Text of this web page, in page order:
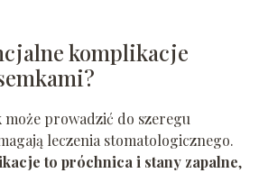
komplikacje
może prowadzić do szeregu
leczenia stomatologicznego.
to próchnica i stany zapalne,